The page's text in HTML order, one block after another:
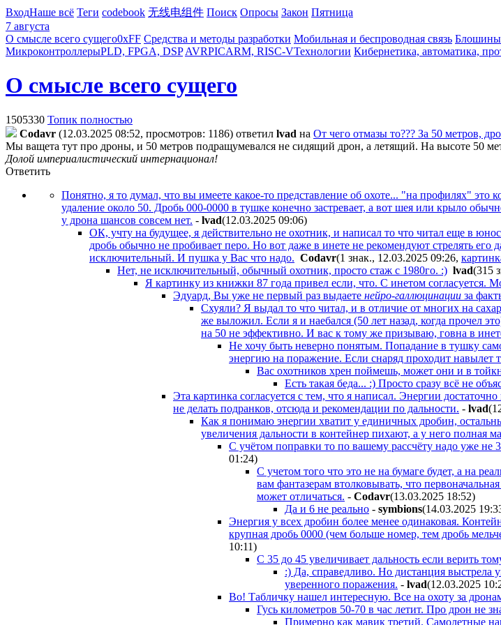
ВходНаше всё Теги codebook 无线电组件 Поиск Опросы Закон Пятница
7 августа
О смысле всего сущего0xFF Средства и методы разработки Мобильная и беспроводная связь
МикроконтроллерыPLD, FPGA, DSP AVRPICARM, RISC-VТехнологии Кибернетика, автоматика,
О смысле всего сущего
1505330 Топик полностью
Codavr (12.03.2025 08:52, просмотров: 1186) ответил lvad на От чего отмазы то??? За 50 метров,
Мы ващета тут про дроны, и 50 метров подращумевался не сидящий дрон, а летящий. На высоте 50
Долой империалистический интернационал!
Ответить
Понятно, я то думал, что вы имеете какое-то представление об охоте... "на профилях" это
удаление около 50. Дробь 000-0000 в тушке конечно застревает, а вот шея или крыло
у дрона шансов совсем нет. - lvad(12.03.2025 09:06)
ОК, учту на будущее, я действительно не охотник, и написал то что читал еще в
дробь обычно не пробивает перо. Но вот даже в инете не рекомендуют стрелять
исключительный. И пушка у Вас что надо. Codavr(1 знак., 12.03.2025 09:26,
Нет, не исключительный, обычный охотник, просто стаж с 1980го. :) lvad(315
Я картинку из книжки 87 года привел если, что. С инетом согласуется.
Эдуард, Вы уже не первый раз выдаете нейро-галлюцинации за
Схуяли? Я выдал то что читал, и в отличие от многих на
же выложил. Если я и наебался (50 лет назад, когда прочел
на 50 не эффективно. И вас к тому же призываю, говна в
Не хочу быть неверно понятым. Попадание в тушку
энергию на поражение. Если снаряд проходит
Вас охотников хрен поймешь, может они и в
Есть такая беда... :) Просто сразу всё не
Эта картинка согласуется с тем, что я написал. Энергии
не делать подранков, отсюда и рекомендации по дальности. - lvad
Как я понимаю энергии хватит у единичных дробин,
увеличения дальности в контейнер пихают, а у него полная
С учётом поправки то по вашему рассчёту надо уже
01:24)
С учетом того что это не на бумаге будет, а на
вам фантазерам втолковывать, что
может отличаться. - Codavr(13.03.2025 18:52)
Да и 6 не реально - symbions(14.03.2025
Энергия у всех дробин более менее одинаковая.
крупная дробь 0000 (чем больше номер, тем дробь
10:11)
С 35 до 45 увеличивает дальность если верить
:) Да, справедливо. Но дистанция выстрела
уверенного поражения. - lvad(12.03.2025
Во! Табличку нашел интересную. Все на охоту за
Гусь километров 50-70 в час летит. Про дрон не
Примерно как мавик третий. Самолетные